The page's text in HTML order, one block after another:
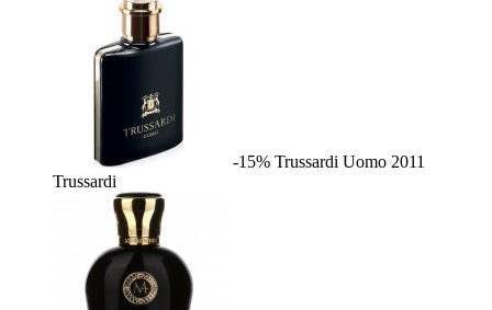
-15% Trussardi Uomo 2011
Trussardi